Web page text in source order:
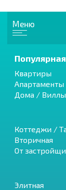
Меню
Квартиры
Апартаменты
Дома / Виллы
Коттеджи /
Вторичная
От
Элитная